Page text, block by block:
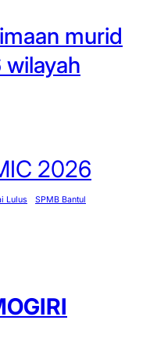
murid
2026
Lulus
SPMB Bantul